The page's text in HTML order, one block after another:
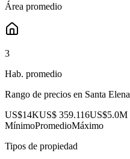
Área promedio
3
Hab. promedio
Rango de precios en Santa Elena
US$14KUS$ 359.116US$5.0M
MínimoPromedioMáximo
Tipos de propiedad